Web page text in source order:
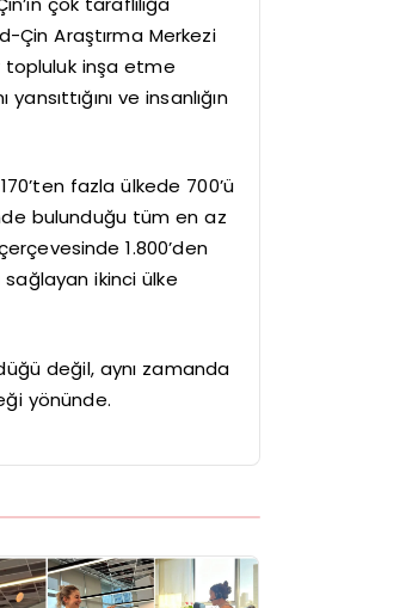
Çin Araştırma Merkezi
topluluk inşa etme
ve insanlığın
fazla ülkede 700’ü
bulunduğu tüm en az
1.800’den
ikinci ülke
değil, aynı zamanda
yönünde.